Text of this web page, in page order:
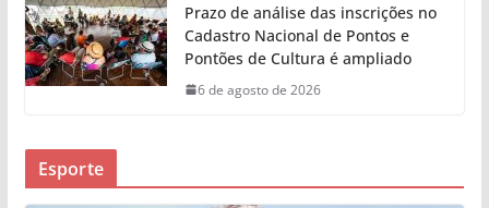
Prazo de análise das inscrições no
Cadastro Nacional de Pontos e
Pontões de Cultura é ampliado
6 de agosto de 2026
Esporte